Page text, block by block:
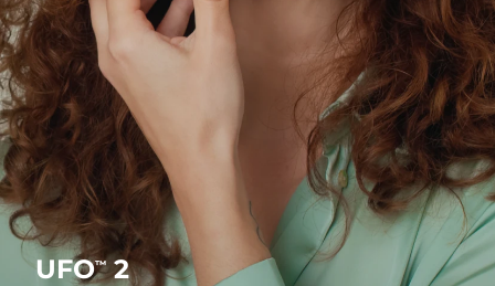
UFO™2
FAQ™ Dual LED Panel
热门产品
特别优惠 畅销产品
美国 预计送达日期 8/10/26
英国 预计送达日期8/9/26
西班牙 预计送达日期 8/9/26
澳大利亚 预计送达日期 8/12/26
法国 预计送达日期8/9/26